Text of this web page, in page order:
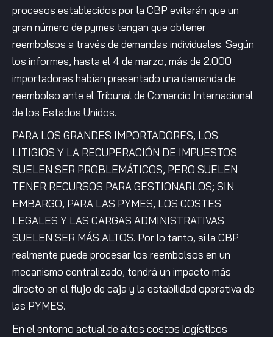
procesos establecidos por la CBP evitarán que un
gran número de pymes tengan que obtener
reembolsos a través de demandas individuales. Según
los informes, hasta el 4 de marzo, más de 2.000
importadores habían presentado una demanda de
reembolso ante el Tribunal de Comercio Internacional
de los Estados Unidos.
PARA LOS GRANDES IMPORTADORES, LOS
LITIGIOS Y LA RECUPERACIÓN DE IMPUESTOS
SUELEN SER PROBLEMÁTICOS, PERO SUELEN
TENER RECURSOS PARA GESTIONARLOS; SIN
EMBARGO, PARA LAS PYMES, LOS COSTES
LEGALES Y LAS CARGAS ADMINISTRATIVAS
SUELEN SER MÁS ALTOS. Por lo tanto, si la CBP
realmente puede procesar los reembolsos en un
mecanismo centralizado, tendrá un impacto más
directo en el flujo de caja y la estabilidad operativa de
las PYMES.
En el entorno actual de altos costos logísticos